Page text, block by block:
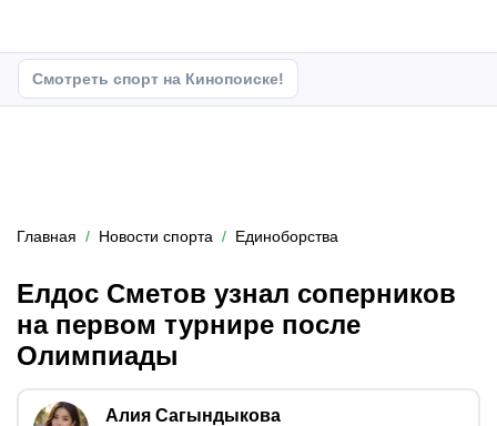
Смотреть спорт на Кинопоиске!
Главная Новости спорта Единоборства
Елдос Сметов узнал соперников
на первом турнире после
Олимпиады
Алия Сагындыкова